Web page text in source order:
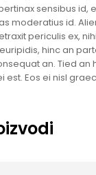
sensibus id,
moderatius id.
periculis ex,
hinc an
an. Tied an
Eos ei nisl